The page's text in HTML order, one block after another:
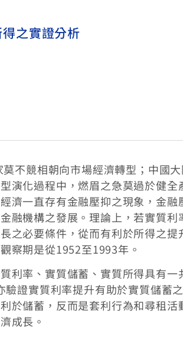
之實證分析
不競相朝向市場經濟轉型；中國大
演化過程中，燃眉之急莫過於健
濟一直存有金融壓抑之現象，金
融機構之發展。理論上，若實質
之必要條件，從而有利於所得之提
察期是從1952至1993年。
利率、實質儲蓄、實質所得具有
驗證實質利率提升有助於實質儲蓄
於儲蓄，反而是套利行為和尋租
成長。